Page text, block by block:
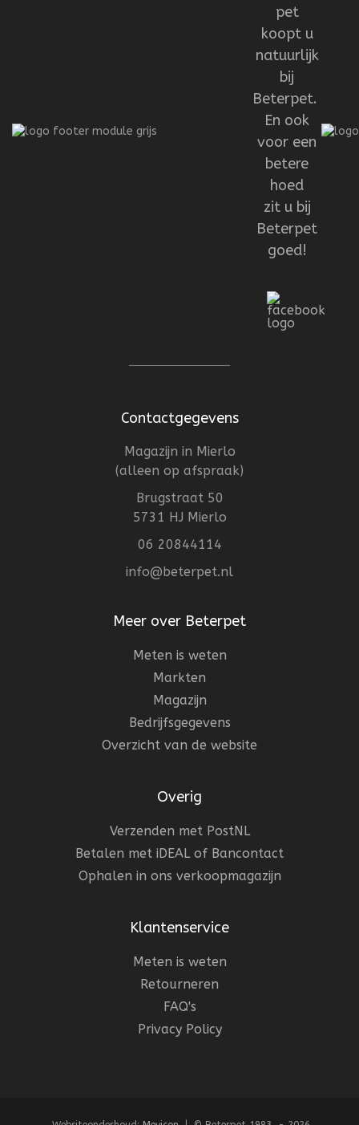
pet
koopt u
natuurlijk
bij
Beterpet.
En ook
voor een
betere
hoed
zit u bij
Beterpet
goed!
Contactgegevens
Magazijn in Mierlo
(alleen op afspraak)
Brugstraat 50
5731 HJ Mierlo
06 20844114
info@beterpet.nl
Meer over Beterpet
Meten is weten
Markten
Magazijn
Bedrijfsgegevens
Overzicht van de website
Overig
Verzenden met PostNL
Betalen met iDEAL of Bancontact
Ophalen in ons verkoopmagazijn
Klantenservice
Meten is weten
Retourneren
FAQ's
Privacy Policy